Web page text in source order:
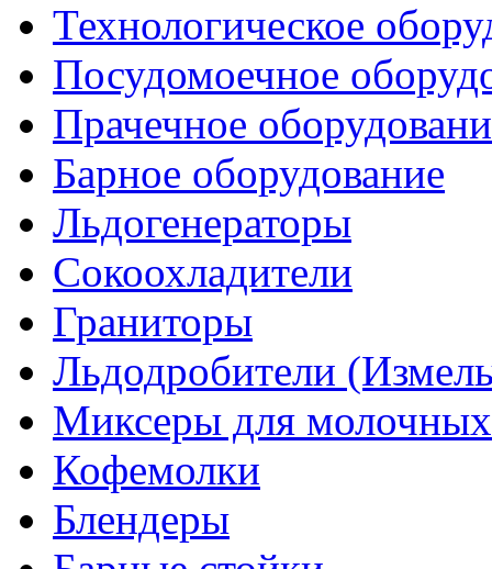
Технологическое
Посудомоечное
Прачечное
Барное оборудование
Льдогенераторы
Сокоохладители
Граниторы
Льдодробители
Миксеры для молочных
Кофемолки
Блендеры